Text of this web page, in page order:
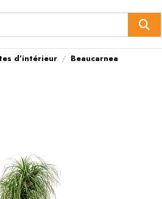
d’intérieur
Beaucarnea